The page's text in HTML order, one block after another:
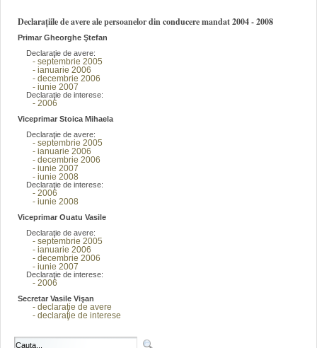
Declarațiile de avere ale persoanelor din conducere mandat 2004 - 2008
Primar Gheorghe Ştefan
Declaraţie de avere:
- septembrie 2005
- ianuarie 2006
- decembrie 2006
- iunie 2007
Declaraţie de interese:
- 2006
Viceprimar Stoica Mihaela
Declaraţie de avere:
- septembrie 2005
- ianuarie 2006
- decembrie 2006
- iunie 2007
- iunie 2008
Declaraţie de interese:
- 2006
- iunie 2008
Viceprimar Ouatu Vasile
Declaraţie de avere:
- septembrie 2005
- ianuarie 2006
- decembrie 2006
- iunie 2007
Declaraţie de interese:
- 2006
Secretar Vasile Vişan
- declaraţie de avere
- declaraţie de interese